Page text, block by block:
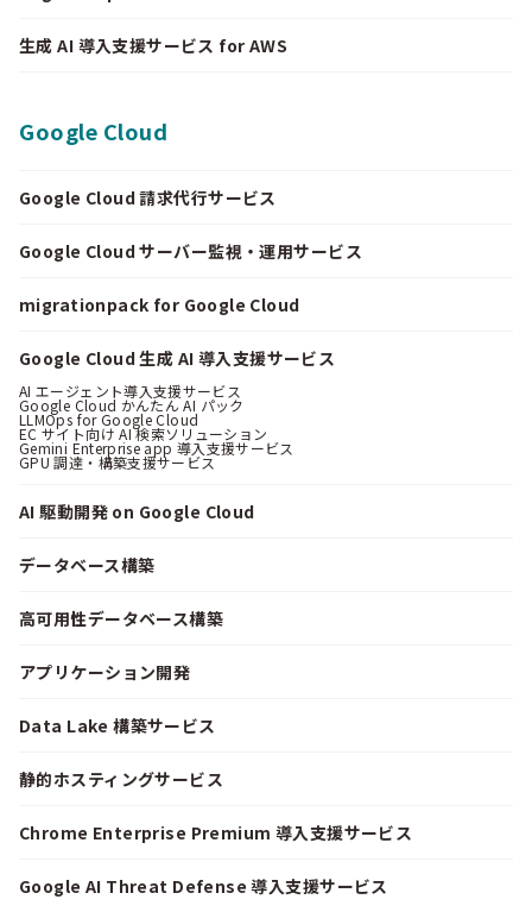
生成 AI 導入支援サービス for AWS
Google Cloud
Google Cloud 請求代行サービス
Google Cloud サーバー監視・運用サービス
migrationpack for Google Cloud
Google Cloud 生成 AI 導入支援サービス
AI エージェント導入支援サービス
Google Cloud かんたん AI パック
LLMOps for Google Cloud
EC サイト向け AI 検索ソリューション
Gemini Enterprise app 導入支援サービス
GPU 調達・構築支援サービス
AI 駆動開発 on Google Cloud
データベース構築
高可用性データベース構築
アプリケーション開発
Data Lake 構築サービス
静的ホスティングサービス
Chrome Enterprise Premium 導入支援サービス
Google AI Threat Defense 導入支援サービス